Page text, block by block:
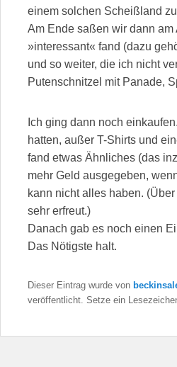
einem solchen Scheißland
Am Ende saßen wir dann
»interessant« fand (dazu
und so weiter, die ich nicht
Putenschnitzel mit Panade,
Ich ging dann noch
hatten, außer T-Shirts und
fand etwas Ähnliches (das
mehr Geld ausgegeben,
kann nicht alles haben.
sehr erfreut.)
Danach gab es noch einen
Das Nötigste halt.
Dieser Eintrag wurde von
veröffentlicht. Setze ein